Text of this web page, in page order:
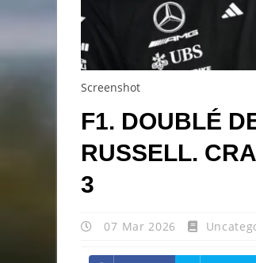
Screenshot
F1. DOUBLÉ
RUSSELL.
3
07 Mar 2026